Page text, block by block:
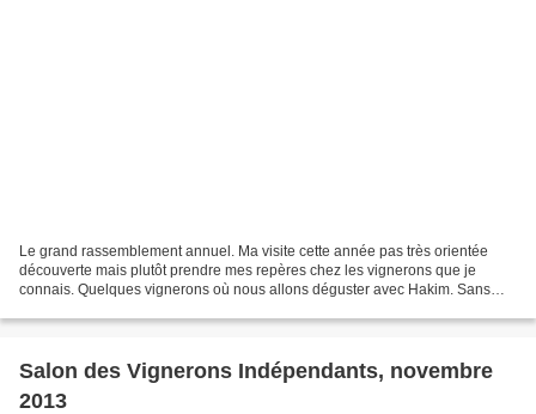
Le grand rassemblement annuel. Ma visite cette année pas très orientée
découverte mais plutôt prendre mes repères chez les vignerons que je
connais. Quelques vignerons où nous allons déguster avec Hakim. Sans
Salon des Vignerons Indépendants, novembre
2013